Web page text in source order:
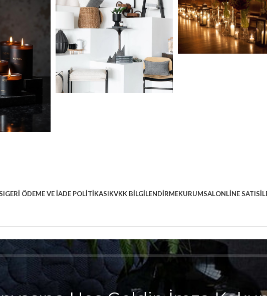
GERI ÖDEME VE İADE POLITIKASIKVKK BILGILENDIRMEKURUMSALONLINE SATIS